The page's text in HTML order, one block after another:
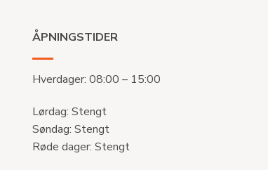
ÅPNINGSTIDER
Hverdager: 08:00 – 15:00
Lørdag: Stengt
Søndag: Stengt
Røde dager: Stengt